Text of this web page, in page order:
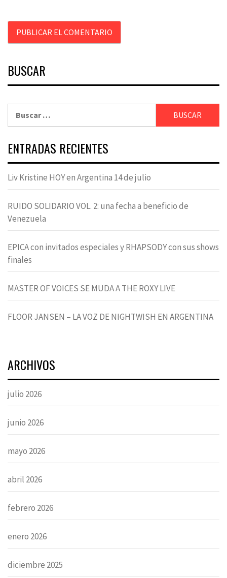
BUSCAR
ENTRADAS RECIENTES
Liv Kristine HOY en Argentina 14 de julio
RUIDO SOLIDARIO VOL. 2: una fecha a beneficio de
Venezuela
EPICA con invitados especiales y RHAPSODY con sus shows
finales
MASTER OF VOICES SE MUDA A THE ROXY LIVE
FLOOR JANSEN – LA VOZ DE NIGHTWISH EN ARGENTINA
ARCHIVOS
julio 2026
junio 2026
mayo 2026
abril 2026
febrero 2026
enero 2026
diciembre 2025